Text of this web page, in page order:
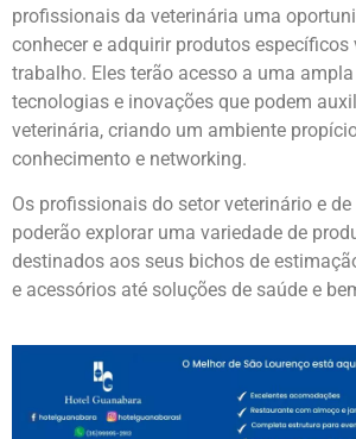
profissionais da veterinária uma
conhecer e adquirir produtos
trabalho. Eles terão acesso a uma
tecnologias e inovações que podem
veterinária, criando um ambiente
conhecimento e networking.
Os profissionais do setor veterinário e
poderão explorar uma variedade de
destinados aos seus bichos de
e acessórios até soluções de saúde e